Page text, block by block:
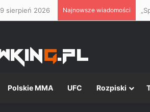
sierpień 2026 Najnowsze wiadomości
Polskie MMA UFC Rozpiski